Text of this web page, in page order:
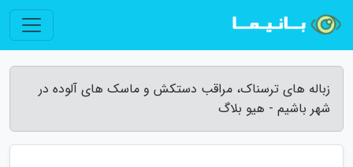
زباله های ترسناک، مراقب دستکش و ماسک های آلوده در
شهر باشیم - هیو بلاگ